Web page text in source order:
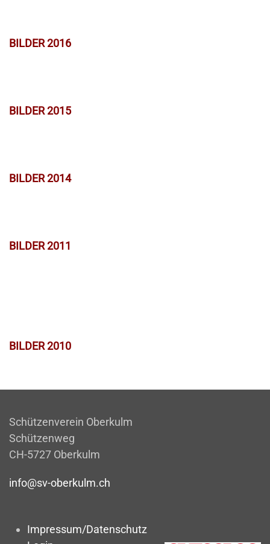
BILDER 2016
BILDER 2015
BILDER 2014
BILDER 2011
BILDER 2010
Schützenverein Oberkulm
Schützenweg
CH-5727 Oberkulm
info@sv-oberkulm.ch
Impressum/Datenschutz